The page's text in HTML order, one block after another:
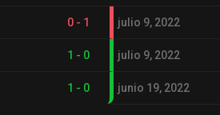
0 - 1
1 - 0
1 - 0
julio 9, 2022
julio 9, 2022
junio 19, 2022